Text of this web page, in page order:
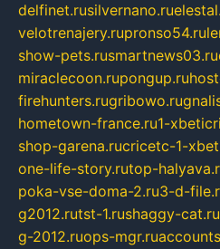
delfinet.rusilvernano.ru
velotrenajery.rupronso54.ru
show-pets.rusmartnews03.ru
miraclecoon.rupongup.ru
firehunters.rugribowo.ru
hometown-france.ru1-
shop-garena.rucricetc-1-
one-life-story.rutop-
poka-vse-doma-2.ru3-d-
g2012.rutst-1.rushaggy-cat.ru
g-2012.ruops-mgr.ru